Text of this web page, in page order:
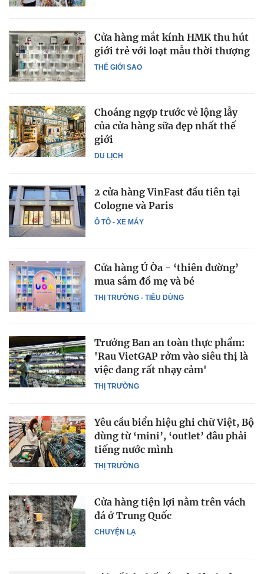
THẾ GIỚI SAO
Cửa hàng mắt kính HMK thu hút
giới trẻ với loạt mẫu thời thượng
DU LỊCH
Choáng ngợp trước vẻ lộng lẫy
của cửa hàng sữa đẹp nhất thế
giới
Ô TÔ - XE MÁY
2 cửa hàng VinFast đầu tiên tại
Cologne và Paris
THỊ TRƯỜNG - TIÊU DÙNG
Cửa hàng Ú Òa - ‘thiên đường’
mua sắm đồ mẹ và bé
THỊ TRƯỜNG
Trưởng Ban an toàn thực phẩm:
'Rau VietGAP rởm vào siêu thị là
việc đang rất nhạy cảm'
THỊ TRƯỜNG
Yêu cầu biển hiệu ghi chữ Việt, Bộ
dùng từ ‘mini’, ‘outlet’ đâu phải
tiếng nước mình
CHUYỆN LẠ
Cửa hàng tiện lợi nằm trên vách
đá ở Trung Quốc